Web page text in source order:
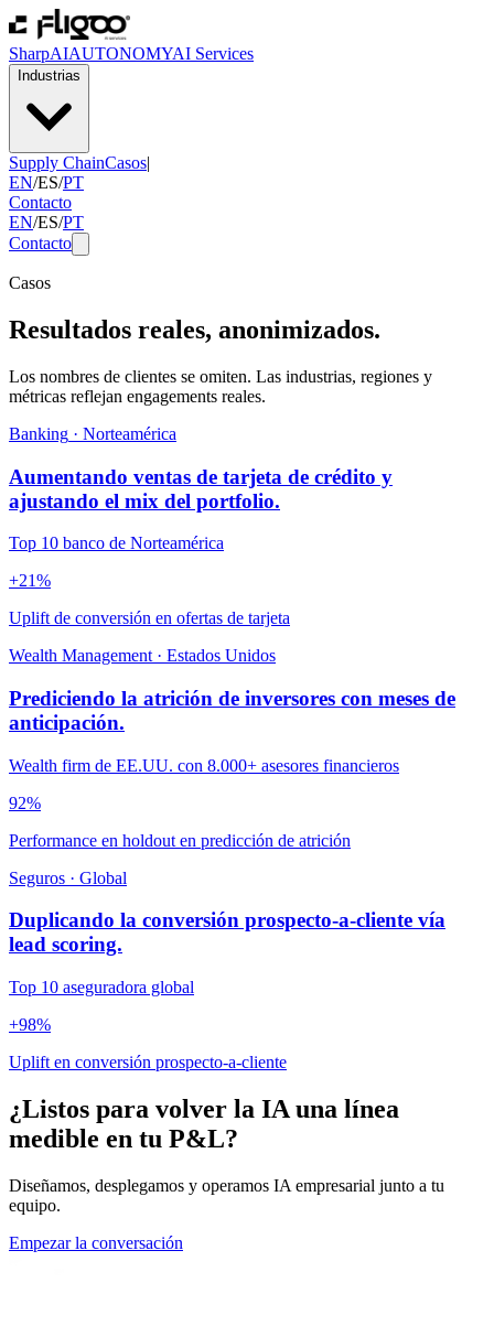
SharpAIAUTONOMYAI Services
Industrias
Supply ChainCasos|
EN/ES/PT
Contacto
EN/ES/PT
Contacto
Casos
Resultados reales, anonimizados.
Los nombres de clientes se omiten. Las industrias, regiones y
métricas reflejan engagements reales.
Banking · Norteamérica
Aumentando ventas de tarjeta de crédito y
ajustando el mix del portfolio.
Top 10 banco de Norteamérica
+21%
Uplift de conversión en ofertas de tarjeta
Wealth Management · Estados Unidos
Prediciendo la atrición de inversores con meses de
anticipación.
Wealth firm de EE.UU. con 8.000+ asesores financieros
92%
Performance en holdout en predicción de atrición
Seguros · Global
Duplicando la conversión prospecto-a-cliente vía
lead scoring.
Top 10 aseguradora global
+98%
Uplift en conversión prospecto-a-cliente
¿Listos para volver la IA una línea
medible en tu P&L?
Diseñamos, desplegamos y operamos IA empresarial junto a tu
equipo.
Empezar la conversación